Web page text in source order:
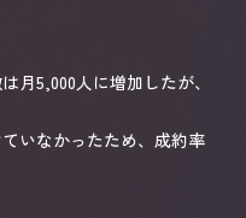
月5,000人に増加したが、
いなかったため、成約率